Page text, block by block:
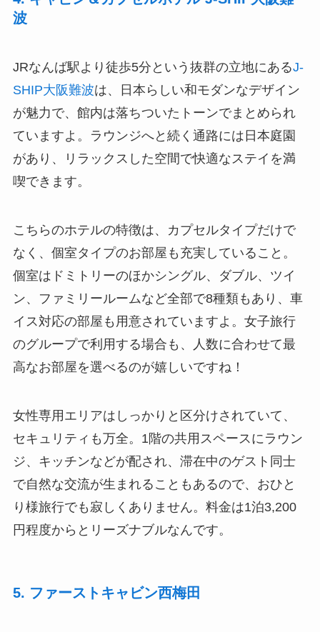
波
JRなんば駅より徒歩5分という抜群の立地にあるJ-
SHIP大阪難波は、日本らしい和モダンなデザイン
が魅力で、館内は落ちついたトーンでまとめられ
ていますよ。ラウンジへと続く通路には日本庭園
があり、リラックスした空間で快適なステイを満
喫できます。
こちらのホテルの特徴は、カプセルタイプだけで
なく、個室タイプのお部屋も充実していること。
個室はドミトリーのほかシングル、ダブル、ツイ
ン、ファミリールームなど全部で8種類もあり、車
イス対応の部屋も用意されていますよ。女子旅行
のグループで利用する場合も、人数に合わせて最
高なお部屋を選べるのが嬉しいですね！
女性専用エリアはしっかりと区分けされていて、
セキュリティも万全。1階の共用スペースにラウン
ジ、キッチンなどが配され、滞在中のゲスト同士
で自然な交流が生まれることもあるので、おひと
り様旅行でも寂しくありません。料金は1泊3,200
円程度からとリーズナブルなんです。
5. ファーストキャビン西梅田